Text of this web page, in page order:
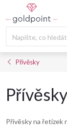
na
Přívěsky
Přívěsky na řetízek